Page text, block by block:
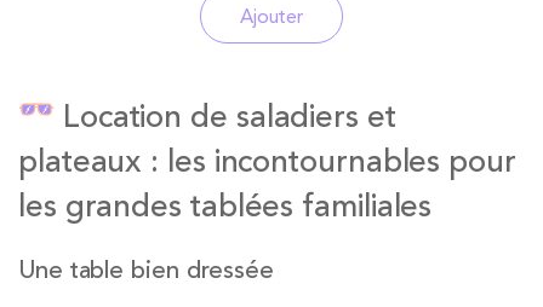
Ajouter
Location de saladiers et
plateaux : les incontournables pour
les grandes tablées familiales
Une table bien dressée